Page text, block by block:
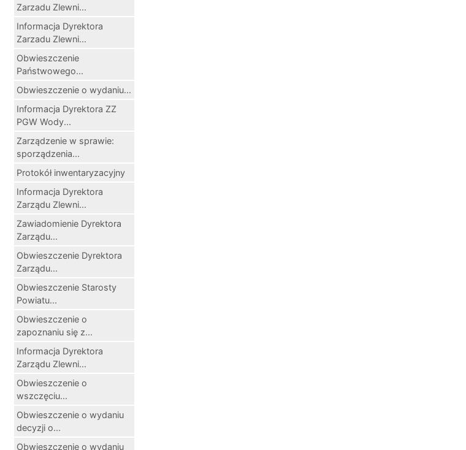
Zarzadu Zlewni...
Informacja Dyrektora
Zarzadu Zlewni...
Obwieszczenie
Państwowego...
Obwieszczenie o wydaniu...
Informacja Dyrektora ZZ
PGW Wody...
Zarządzenie w sprawie:
sporządzenia...
Protokół inwentaryzacyjny
Informacja Dyrektora
Zarządu Zlewni...
Zawiadomienie Dyrektora
Zarządu...
Obwieszczenie Dyrektora
Zarządu...
Obwieszczenie Starosty
Powiatu...
Obwieszczenie o
zapoznaniu się z...
Informacja Dyrektora
Zarządu Zlewni...
Obwieszczenie o
wszczęciu...
Obwieszczenie o wydaniu
decyzji o...
Obwieszczenie o wydaniu